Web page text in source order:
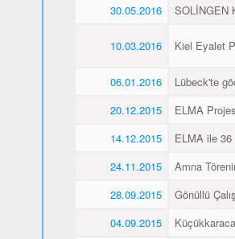
30.05.2016
SOLİNGEN
10.03.2016 Kiel Eyalet
06.01.2016
Lübeck'te
20.12.2015
ELMA
14.12.2015
ELMA ile
24.11.2015
Amna
28.09.2015
Gönüllü
04.09.2015